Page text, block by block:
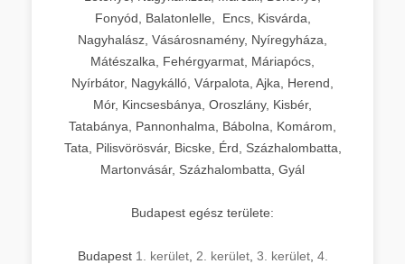
Fonyód, Balatonlelle, Encs, Kisvárda,
Nagyhalász, Vásárosnamény, Nyíregyháza,
Mátészalka, Fehérgyarmat, Máriapócs,
Nyírbátor, Nagykálló, Várpalota, Ajka, Herend,
Mór, Kincsesbánya, Oroszlány, Kisbér,
Tatabánya, Pannonhalma, Bábolna, Komárom,
Tata, Pilisvörösvár, Bicske, Érd, Százhalombatta,
Martonvásár, Százhalombatta, Gyál
Budapest egész területe:
Budapest 1. kerület, 2. kerület, 3. kerület, 4.